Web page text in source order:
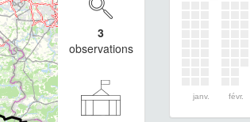
3
observations
janv. févr.